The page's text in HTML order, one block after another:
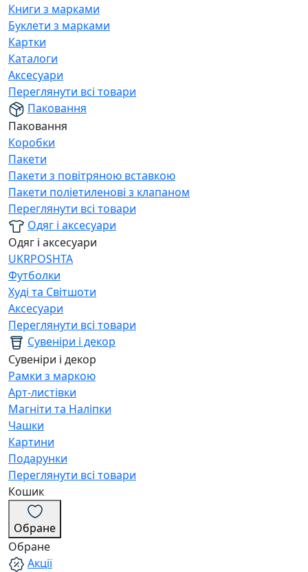
Книги з марками
Буклети з марками
Картки
Каталоги
Аксесуари
Переглянути всі товари
Паковання
Паковання
Коробки
Пакети
Пакети з повітряною вставкою
Пакети поліетиленові з клапаном
Переглянути всі товари
Одяг і аксесуари
Одяг і аксесуари
UKRPOSHTA
Футболки
Худі та Світшоти
Аксесуари
Переглянути всі товари
Сувеніри і декор
Сувеніри і декор
Рамки з маркою
Арт-листівки
Магніти та Наліпки
Чашки
Картини
Подарунки
Переглянути всі товари
Кошик
Обране
Обране
Акції